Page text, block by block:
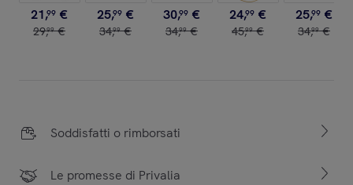
21,99 €
29,99 €
25,99 €
34,99 €
30,99 €
34,99 €
24,99 €
45,99 €
25,99 €
34,99 €
Soddisfatti o rimborsati
Le promesse di Privalia